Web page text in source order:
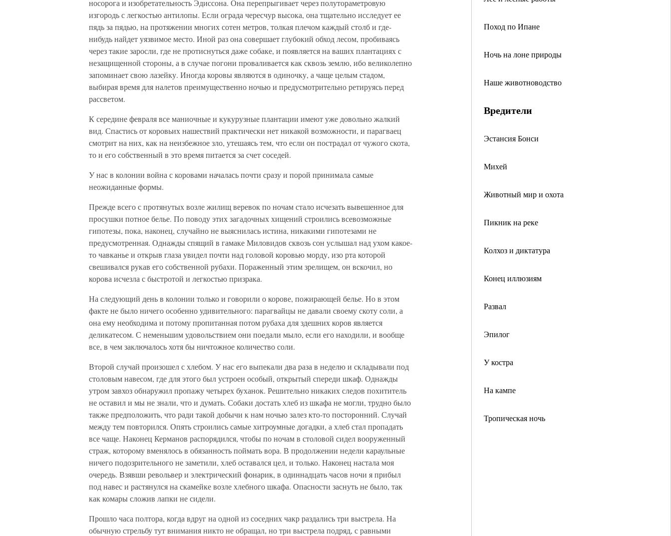
Поход по Ипане
Ночь на лоне природы
Наше животноводство
Вредители
Эстансия Бонси
Михей
Животный мир и охота
Пикник на реке
Колхоз и диктатура
Конец иллюзиям
Развал
Эпилог
У костра
На кампе
Тропическая ночь
носорога и изобретательность Эдиссона. Она перепрыгивает через полутораметровую
изгородь с легкостью антилопы. Если ограда чересчур высока, она тщательно исследует ее
пядь за пядью, на протяжении многих сотен метров, толкая плечом каждый столб и где-
нибудь найдет уязвимое место. Иной раз она совершает глубокий обход лесом, пробиваясь
через такие заросли, где не протиснуться даже собаке, и появляется на ваших плантациях с
незащищенной стороны, а в случае погони проваливается как сквозь землю, ибо великолепно
запоминает свою лазейку. Иногда коровы являются в одиночку, а чаще целым стадом,
выбирая время для налетов преимущественно ночью и предусмотрительно ретируясь перед
рассветом.
К середине февраля все маниочные и кукурузные плантации имеют уже довольно жалкий
вид. Спастись от коровьих нашествий практически нет никакой возможности, и парагваец
смотрит на них, как на неизбежное зло, утешаясь тем, что если он пострадал от чужого скота,
то и его собственный в это время питается за счет соседей.
У нас в колонии война с коровами началась почти сразу и порой принимала самые
неожиданные формы.
Прежде всего с протянутых возле жилищ веревок по ночам стало исчезать вывешенное для
просушки потное белье. По поводу этих загадочных хищений строились всевозможные
гипотезы, пока, наконец, случайно не выяснилась истина, никакими гипотезами не
предусмотренная. Однажды спящий в гамаке Миловидов сквозь сон услышал над ухом какое-
то чавканье и открыв глаза увидел почти над головой коровью морду, изо рта которой
свешивался рукав его собственной рубахи. Пораженный этим зрелищем, он вскочил, но
корова исчезла с быстротой и легкостью призрака.
На следующий день в колонии только и говорили о корове, пожирающей белье. Но в этом
факте не было ничего особенно удивительного: парагвайцы не давали своему скоту соли, а
она ему необходима и потому пропитанная потом рубаха для здешних коров является
деликатесом. С неменьшим удовольствием они поедали мыло, если его находили, и вообще
все, в чем заключалось хотя бы ничтожное количество соли.
Второй случай произошел с хлебом. У нас его выпекали два раза в неделю и складывали под
столовым навесом, где для этого был устроен особый, открытый спереди шкаф. Однажды
утром завхоз обнаружил пропажу четырех буханок. Решительно никаких следов похититель
не оставил и мы не знали, что и думать. Собаки достать хлеб из шкафа не могли, трудно было
также предположить, что ради такой добычи к нам ночью залез кто-то посторонний. Случай
между тем повторился. Опять строились самые хитроумные догадки, а хлеб стал пропадать
все чаще. Наконец Керманов распорядился, чтобы по ночам в столовой сидел вооруженный
страж, которому вменялось в обязанность поймать вора. В продолжении недели караульные
ничего подозрительного не заметили, хлеб оставался цел, и только. Наконец настала моя
очередь. Взявши револьвер и электрический фонарик, в одиннадцать часов ночи я прибыл
под навес и растянулся на скамейке возле хлебного шкафа. Опасности заснуть не было, так
как комары сложив лапки не сидели.
Прошло часа полтора, когда вдруг на одной из соседних чакр раздались три выстрела. На
обычную стрельбу тут внимания никто не обращал, но три выстрела подряд, с равными